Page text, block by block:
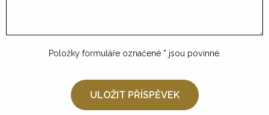
Položky formuláře označené * jsou povinné.